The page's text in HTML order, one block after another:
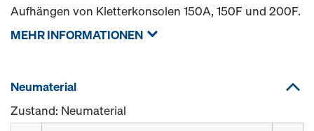
Aufhängen von Kletterkonsolen 150A, 150F und 200F.
MEHR INFORMATIONEN
Neumaterial
Zustand: Neumaterial